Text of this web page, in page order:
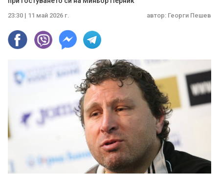
23:30 | 11 май 2026 г. автор: Георги Пешев